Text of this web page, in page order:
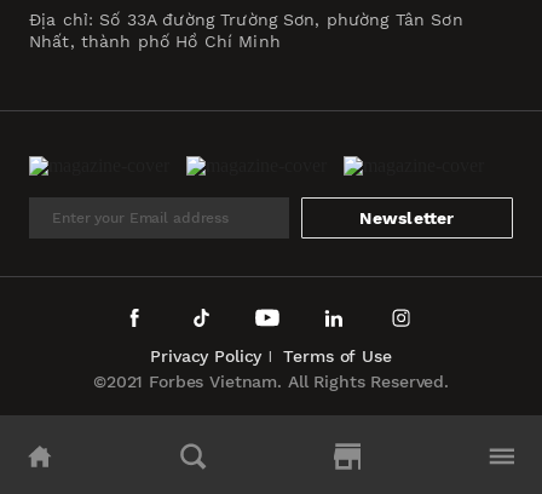
Địa chỉ: Số 33A đường Trường Sơn, phường Tân Sơn
Nhất, thành phố Hồ Chí Minh
Newsletter
©2021 Forbes Vietnam. All Rights Reserved.
Privacy Policy Terms of Use